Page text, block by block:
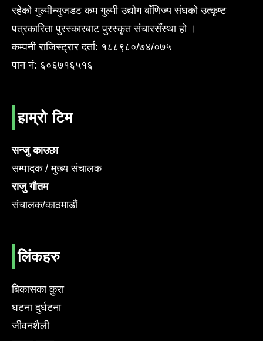
रहेको गुल्मीन्युजडट कम गुल्मी उद्योग बाँणिज्य संघको उत्कृष्ट
पत्रकारिता पुरस्कारबाट पुरस्कृत संचारसँस्था हो ।
कम्पनी राजिस्ट्रार दर्ता: १८८९८०/७४/०७५
पान नं: ६०६७१६५१६
हाम्रो टिम
सन्जु काउछा
सम्पादक / मुख्य संचालक
राजु गौतम
संचालक/काठमाडौं
लिंकहरु
बिकासका कुरा
घटना दुर्घटना
जीवनशैली